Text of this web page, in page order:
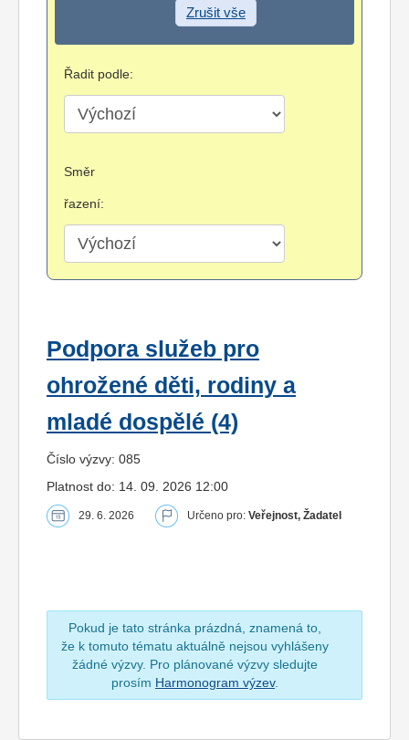
Zrušit vše
Řadit podle:
Směr
řazení:
Podpora služeb pro
ohrožené děti, rodiny a
mladé dospělé (4)
Číslo výzvy: 085
Platnost do: 14. 09. 2026 12:00
29. 6. 2026 Určeno pro: Veřejnost, Žadatel
Pokud je tato stránka prázdná, znamená to,
že k tomuto tématu aktuálně nejsou vyhlášeny
žádné výzvy. Pro plánované výzvy sledujte
prosím Harmonogram výzev.